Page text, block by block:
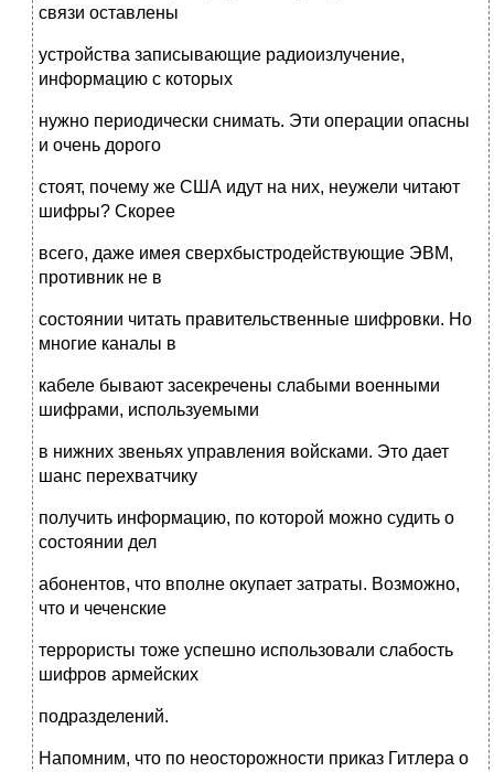
связи оставлены
устройства записывающие радиоизлучение,
информацию с которых
нужно периодически снимать. Эти операции опасны
и очень дорого
стоят, почему же США идут на них, неужели читают
шифры? Скорее
всего, даже имея сверхбыстродействующие ЭВМ,
противник не в
состоянии читать правительственные шифровки. Но
многие каналы в
кабеле бывают засекречены слабыми военными
шифрами, используемыми
в нижних звеньях управления войсками. Это дает
шанс перехватчику
получить информацию, по которой можно судить о
состоянии дел
абонентов, что вполне окупает затраты. Возможно,
что и чеченские
террористы тоже успешно использовали слабость
шифров армейских
подразделений.
Напомним, что по неосторожности приказ Гитлера о